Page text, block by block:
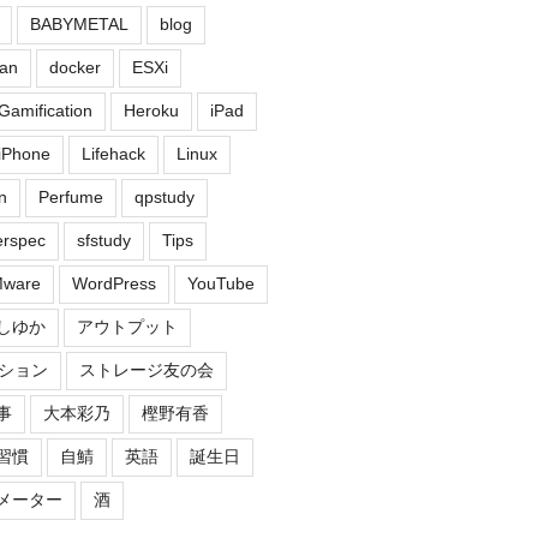
BABYMETAL blog
docker ESXi
Heroku iPad
Lifehack Linux
Perfume qpstudy
sfstudy Tips
WordPress YouTube
ゆか アウトプット
ョン ストレージ友の会
大本彩乃 樫野有香
慣 自鯖 英語 誕生日
ーター 酒